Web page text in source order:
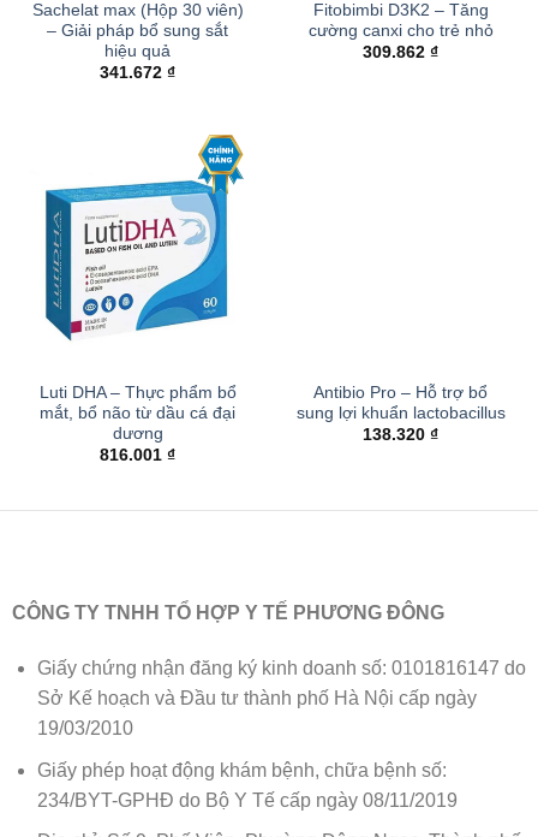
Sachelat max (Hộp 30 viên)
– Giải pháp bổ sung sắt
hiệu quả
341.672 ₫
Fitobimbi D3K2 – Tăng
cường canxi cho trẻ nhỏ
309.862 ₫
Luti DHA – Thực phẩm bổ
mắt, bổ não từ dầu cá đại
dương
816.001 ₫
Antibio Pro – Hỗ trợ bổ
sung lợi khuẩn lactobacillus
138.320 ₫
CÔNG TY TNHH TỔ HỢP Y TẾ PHƯƠNG ĐÔNG
Giấy chứng nhận đăng ký kinh doanh số: 0101816147 do
Sở Kế hoạch và Đầu tư thành phố Hà Nội cấp ngày
19/03/2010
Giấy phép hoạt động khám bệnh, chữa bệnh số:
234/BYT-GPHĐ do Bộ Y Tế cấp ngày 08/11/2019